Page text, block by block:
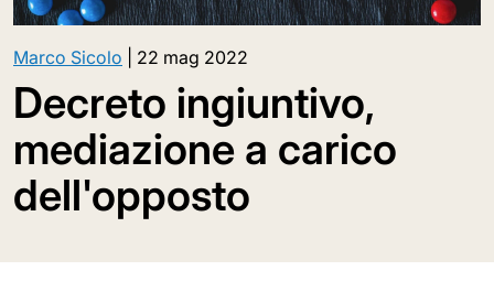
Marco Sicolo 22 mag 2022
Decreto ingiuntivo,
mediazione a carico
dell'opposto